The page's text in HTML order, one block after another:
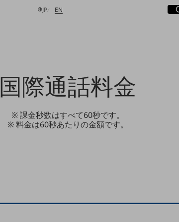
JP日本語
ENEnglish サ
開
国際通話料金
※ 課金秒数はすべて60秒です。
※ 料金は60秒あたりの金額です。